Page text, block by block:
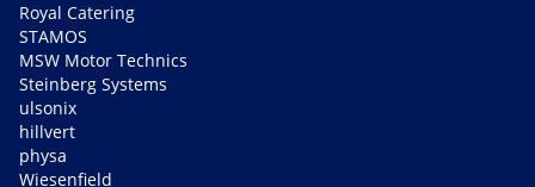
Royal Catering
STAMOS
MSW Motor Technics
Steinberg Systems
ulsonix
hillvert
physa
Wiesenfield